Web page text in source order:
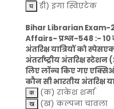
डी) इगा स्विएटेक
Bihar Librarian
Affairs- प्रश्न-548 :- 10
अंतरिक्ष यात्रियों को
अंतर्राष्ट्रीय अंतरिक्ष
लिए लॉन्च किए गए
कौन सी भारतीय अंतरिक्ष
(क) राकेश शर्मा
(ख) कल्पना चावला